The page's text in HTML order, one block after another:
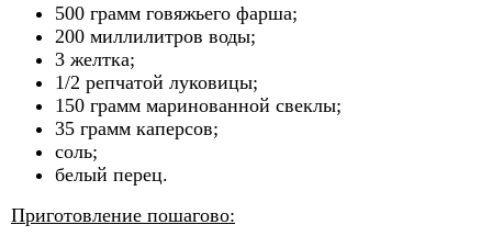
500 грамм говяжьего фарша;
200 миллилитров воды;
3 желтка;
1/2 репчатой луковицы;
150 грамм маринованной свеклы;
35 грамм каперсов;
соль;
белый перец.
Приготовление пошагово: